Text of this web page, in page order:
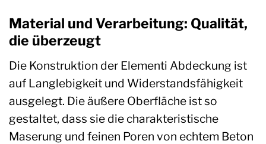
Material und Verarbeitung: Qualität,
die überzeugt
Die Konstruktion der Elementi Abdeckung ist
auf Langlebigkeit und Widerstandsfähigkeit
ausgelegt. Die äußere Oberfläche ist so
gestaltet, dass sie die charakteristische
Maserung und feinen Poren von echtem Beton